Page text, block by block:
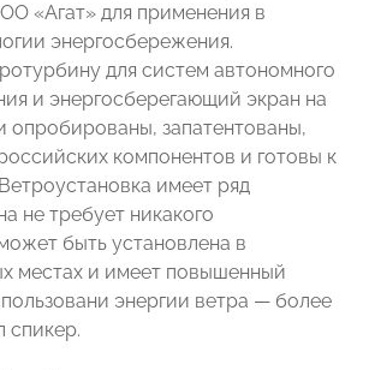
«Агат» для применения в
энергосбережения.
для систем автономного
и энергосберегающий экран на
опробированы, запатентованы,
компонентов и готовы к
имеет ряд
не требует никакого
быть установлена в
местах и имеет повышенный
энергии ветра — более
спикер.